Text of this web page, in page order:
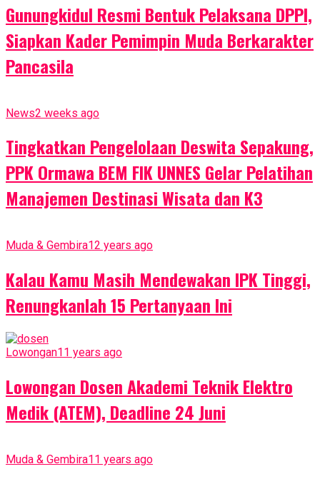
Gunungkidul Resmi Bentuk Pelaksana DPPI,
Siapkan Kader Pemimpin Muda Berkarakter
Pancasila
News2 weeks ago
Tingkatkan Pengelolaan Deswita Sepakung,
PPK Ormawa BEM FIK UNNES Gelar Pelatihan
Manajemen Destinasi Wisata dan K3
Muda & Gembira12 years ago
Kalau Kamu Masih Mendewakan IPK Tinggi,
Renungkanlah 15 Pertanyaan Ini
Lowongan11 years ago
Lowongan Dosen Akademi Teknik Elektro
Medik (ATEM), Deadline 24 Juni
Muda & Gembira11 years ago